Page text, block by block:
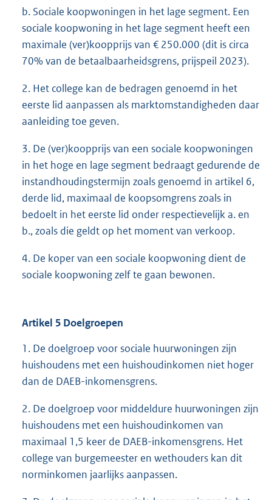
b. Sociale koopwoningen in het lage segment. Een
sociale koopwoning in het lage segment heeft een
maximale (ver)koopprijs van € 250.000 (dit is circa
70% van de betaalbaarheidsgrens, prijspeil 2023).
2. Het college kan de bedragen genoemd in het
eerste lid aanpassen als marktomstandigheden daar
aanleiding toe geven.
3. De (ver)koopprijs van een sociale koopwoningen
in het hoge en lage segment bedraagt gedurende de
instandhoudingstermijn zoals genoemd in artikel 6,
derde lid, maximaal de koopsomgrens zoals in
bedoelt in het eerste lid onder respectievelijk a. en
b., zoals die geldt op het moment van verkoop.
4. De koper van een sociale koopwoning dient de
sociale koopwoning zelf te gaan bewonen.
Artikel 5 Doelgroepen
1. De doelgroep voor sociale huurwoningen zijn
huishoudens met een huishoudinkomen niet hoger
dan de DAEB-inkomensgrens.
2. De doelgroep voor middeldure huurwoningen zijn
huishoudens met een huishoudinkomen van
maximaal 1,5 keer de DAEB-inkomensgrens. Het
college van burgemeester en wethouders kan dit
norminkomen jaarlijks aanpassen.